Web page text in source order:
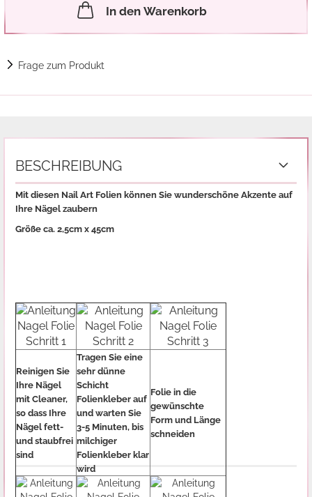
In den Warenkorb
Frage zum Produkt
BESCHREIBUNG
Mit diesen Nail Art Folien können Sie wunderschöne Akzente auf
Ihre Nägel zaubern
Größe ca. 2,5cm x 45cm
Reinigen Sie
Ihre Nägel
mit Cleaner,
so dass Ihre
Nägel fett-
und staubfrei
sind
Tragen Sie eine
sehr dünne
Schicht
Folienkleber auf
und warten Sie
3-5 Minuten, bis
milchiger
Folienkleber klar
wird
Folie in die
gewünschte
Form und Länge
schneiden